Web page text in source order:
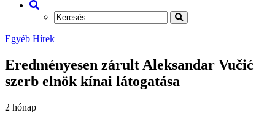
Egyéb Hírek
Eredményesen zárult Aleksandar Vučić
szerb elnök kínai látogatása
2 hónap